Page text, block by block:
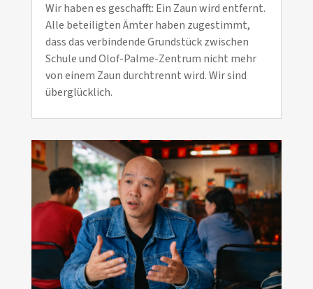
Wir haben es geschafft: Ein Zaun wird entfernt.
Alle beteiligten Ämter haben zugestimmt,
dass das verbindende Grundstück zwischen
Schule und Olof-Palme-Zentrum nicht mehr
von einem Zaun durchtrennt wird. Wir sind
überglücklich.